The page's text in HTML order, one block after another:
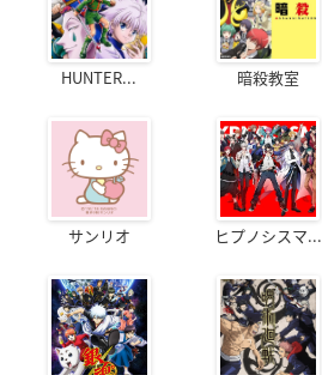
HUNTER... 暗殺教室
サンリオ ヒプノシスマ...